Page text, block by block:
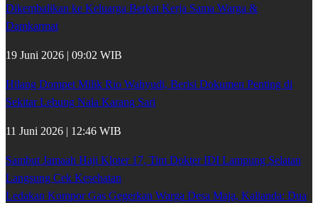
Dikembalikan ke Keluarga Berkat Kerja Sama Warga &
Damkarmat
19 Juni 2026 | 09:02 WIB
Hilang Dompet Milik Rio Wahyudi, Berisi Dokumen Penting di
Sekitar Lebung Nala Karang Sari
11 Juni 2026 | 12:46 WIB
Sambut Jamaah Haji Kloter 17, Tim Dokter IDI Lampung Selatan
Langsung Cek Kesehatan
Ledakan Kompor Gas Gegerkan Warga Desa Maja, Kalianda: Dua